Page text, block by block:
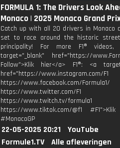
FORMULA 1: The Drivers Look
Monaco | 2025 Monaco Grand
Catch up with all 20 drivers in Monaco
set to race around the historic
principality! For more F1®
target="_blank" href="https://
Follow">Klik hier</a> F1®: <a
href="https://www.instagram.com/F1
https://www.facebook.com/Formula1/
https://www.twitter.com/F1
https://www.twitch.tv/formula1
https://www.tiktok.com/@f1
#MonacoGP
22-05-2025 20:21
YouTube
Formule1.TV
Alle afleveringen